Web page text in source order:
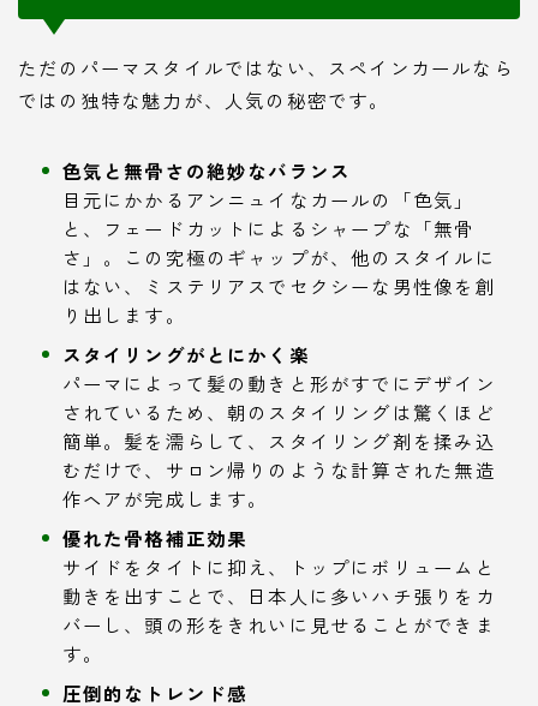
ただのパーマスタイルではない、スペインカールなら
ではの独特な魅力が、人気の秘密です。
色気と無骨さの絶妙なバランス
目元にかかるアンニュイなカールの「色気」
と、フェードカットによるシャープな「無骨
さ」。この究極のギャップが、他のスタイルに
はない、ミステリアスでセクシーな男性像を創
り出します。
スタイリングがとにかく楽
パーマによって髪の動きと形がすでにデザイン
されているため、朝のスタイリングは驚くほど
簡単。髪を濡らして、スタイリング剤を揉み込
むだけで、サロン帰りのような計算された無造
作ヘアが完成します。
優れた骨格補正効果
サイドをタイトに抑え、トップにボリュームと
動きを出すことで、日本人に多いハチ張りをカ
バーし、頭の形をきれいに見せることができま
す。
圧倒的なトレンド感